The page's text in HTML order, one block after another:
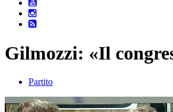
Gilmozzi: «Il
Partito